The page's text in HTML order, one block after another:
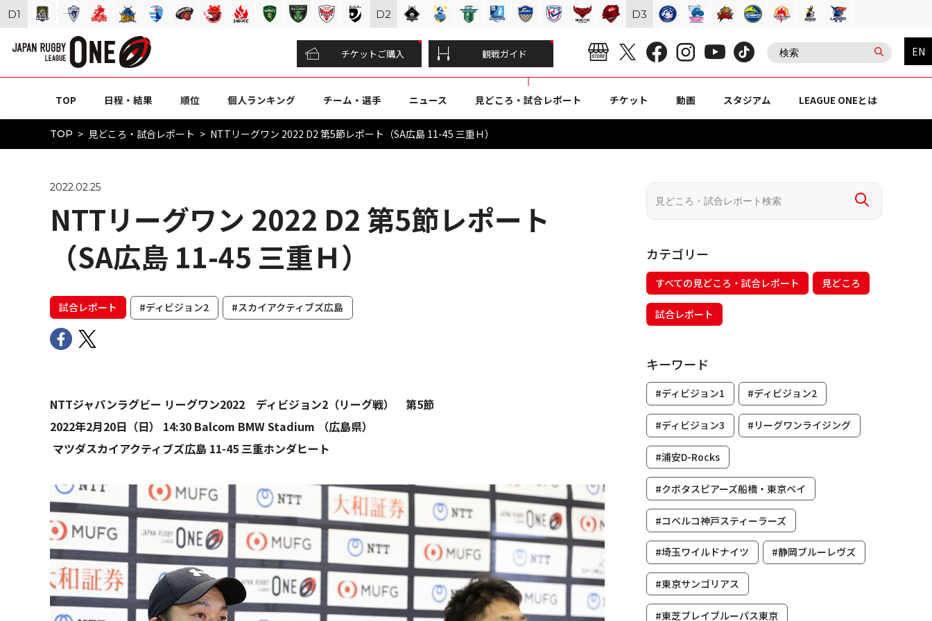
チケットご購入 観戦ガイド EN
TOP 日程・結果 順位 個人ランキング チーム・選手 ニュース 見どころ・試合レポート チケット 動画 スタジアム LEAGUE ONEとは
TOP 見どころ・試合レポート NTTリーグワン 2022 D2 第5節レポート（SA広島 11-45 三重Ｈ）
2022.02.25
NTTリーグワン 2022 D2 第5節レポート
（SA広島 11-45 三重Ｈ）
試合レポート #ディビジョン2 #スカイアクティブズ広島
NTTジャパンラグビー リーグワン2022 ディビジョン2（リーグ戦） 第5節
2022年2月20日（日） 14:30 Balcom BMW Stadium （広島県）
マツダスカイアクティブズ広島 11-45 三重ホンダヒート
カテゴリー
すべての見どころ・試合レポート 見どころ
試合レポート
キーワード
#ディビジョン1 #ディビジョン2
#ディビジョン3 #リーグワンライジング
#浦安D-Rocks
#クボタスピアーズ船橋・東京ベイ
#コベルコ神戸スティーラーズ
#埼玉ワイルドナイツ #静岡ブルーレヴズ
#東京サンゴリアス
#東芝ブレイブルーパス東京
D1 D2 D3